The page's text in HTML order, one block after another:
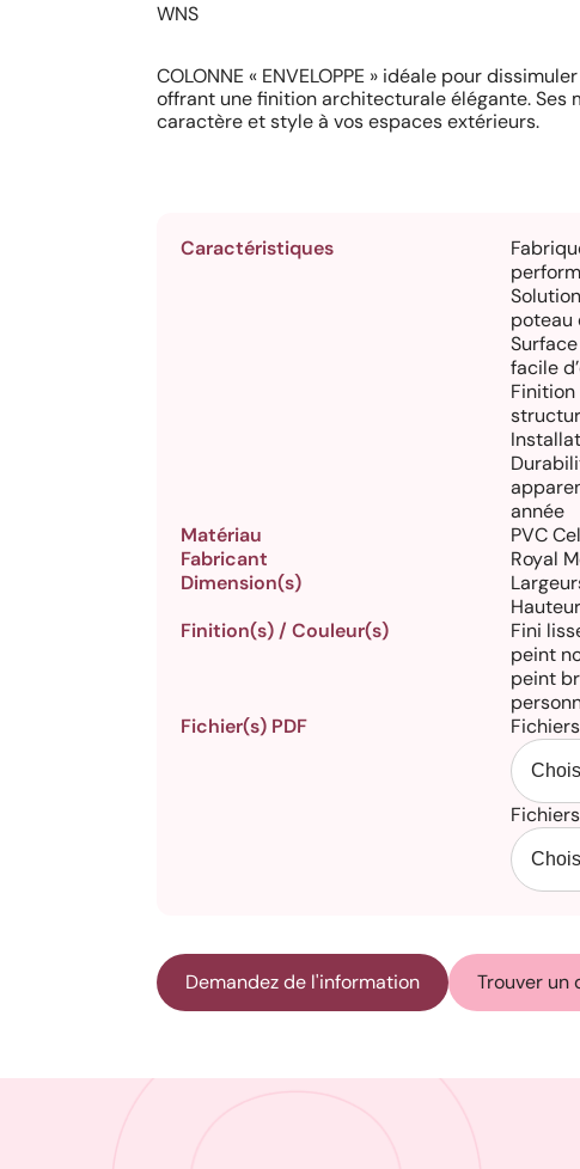
WNS
COLONNE « ENVELOPPE » idéale pour
offrant une finition architecturale élégante.
caractère et style à vos espaces extérieurs.
Caractéristiques
poteau
facile
année
Matériau
PVC
Fabricant
Royal
Dimension(s)
Finition(s) / Couleur(s)
Fini
peint
peint
Fichier(s) PDF
Demandez de l'information Trouver un